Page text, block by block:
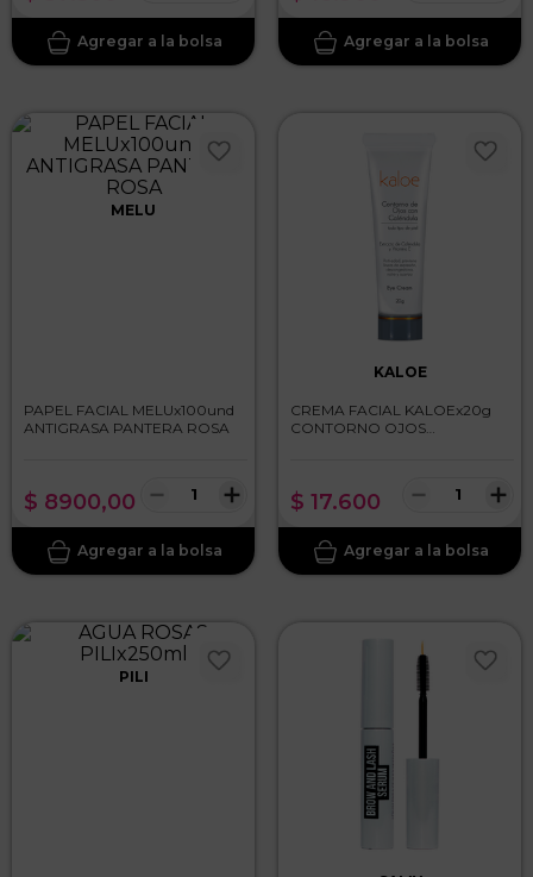
MELU
PAPEL FACIAL MELUx100und
ANTIGRASA PANTERA ROSA
$ 8900,00 ＋
－
KALOE
CREMA FACIAL KALOEx20g
CONTORNO OJOS
$ 17.600 ＋
－
PILI